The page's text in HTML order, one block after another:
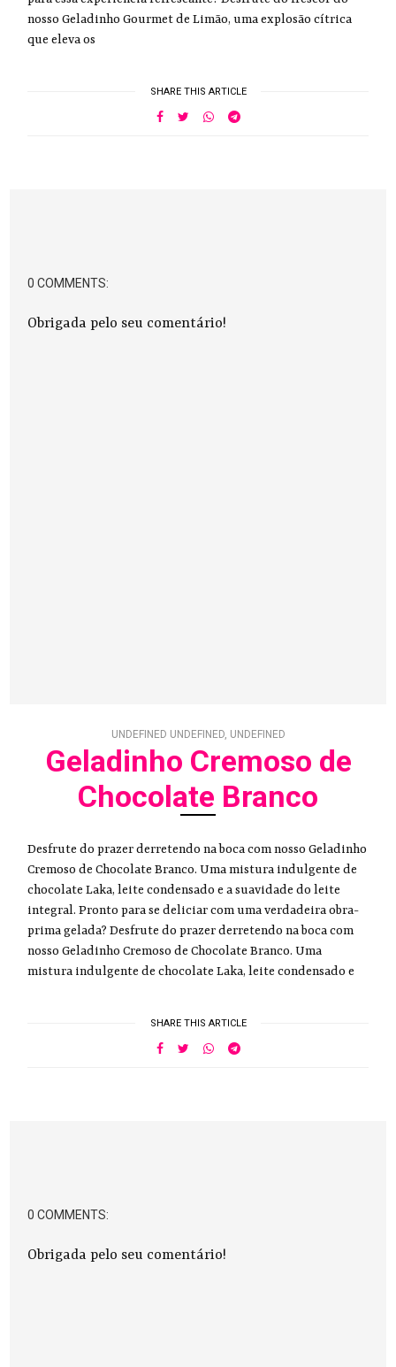
nosso Geladinho Gourmet de Limão, uma explosão cítrica
que eleva os
SHARE THIS ARTICLE
0 COMMENTS:
Obrigada pelo seu comentário!
UNDEFINED UNDEFINED, UNDEFINED
Geladinho Cremoso de
Chocolate Branco
Desfrute do prazer derretendo na boca com nosso Geladinho
Cremoso de Chocolate Branco. Uma mistura indulgente de
chocolate Laka, leite condensado e a suavidade do leite
integral. Pronto para se deliciar com uma verdadeira obra-
prima gelada? Desfrute do prazer derretendo na boca com
nosso Geladinho Cremoso de Chocolate Branco. Uma
mistura indulgente de chocolate Laka, leite condensado e
SHARE THIS ARTICLE
0 COMMENTS:
Obrigada pelo seu comentário!